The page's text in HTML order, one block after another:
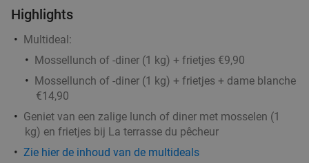
Terborght
Huizingen
Verkocht: 188 Regulier
€55
Barbecuepakket (voor 4 of 10 personen) naar
Highlights
Multideal:
Mossellunch of -diner (1 kg) + frietjes €9,90
Mossellunch of -diner (1 kg) + frietjes + dame blanche
€14,90
Geniet van een zalige lunch of diner met mosselen (1
kg) en frietjes bij La terrasse du pêcheur
Zie hier de inhoud van de multideals